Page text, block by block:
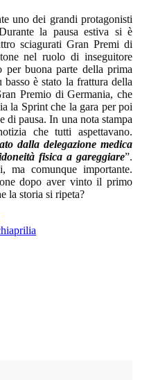
uno dei grandi protagonisti
la pausa estiva si è
sciagurati Gran Premi di
nel ruolo di inseguitore
per buona parte della prima
è stato la frattura della
Premio di Germania, che
la Sprint che la gara per poi
di pausa. In una nota stampa
che tutti aspettavano.
dalla delegazione medica
fisica a gareggiare”.
ma comunque importante.
dopo aver vinto il primo
la storia si ripeta?
aprilia